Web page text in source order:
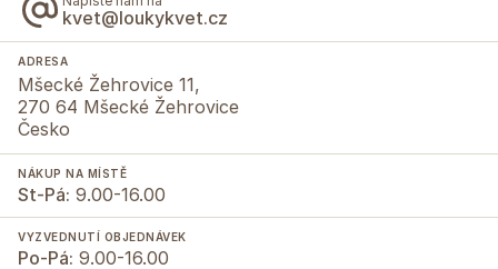
kvet@loukykvet.cz
ADRESA
Mšecké Žehrovice 11,
270 64 Mšecké Žehrovice
Česko
NÁKUP NA MÍSTĚ
St-Pá: 9.00-16.00
VYZVEDNUTÍ OBJEDNÁVEK
Po-Pá: 9.00-16.00